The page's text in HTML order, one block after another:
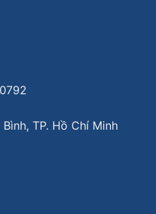
TP. Hồ Chí Minh